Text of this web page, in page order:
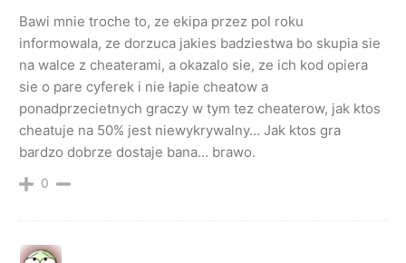
Bawi mnie troche to, ze ekipa przez pol roku
informowala, ze dorzuca jakies badziestwa bo skupia sie
na walce z cheaterami, a okazalo sie, ze ich kod opiera
sie o pare cyferek i nie łapie cheatow a
ponadprzecietnych graczy w tym tez cheaterow, jak ktos
cheatuje na 50% jest niewykrywalny… Jak ktos gra
bardzo dobrze dostaje bana… brawo.
0